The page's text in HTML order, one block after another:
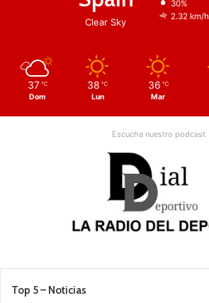
Clear Sky
30%
2.32 km/h
37 ℃
Dom
38 ℃
Lun
36 ℃
Mar
Escucha nuestro podcast
Top 5 – Noticias